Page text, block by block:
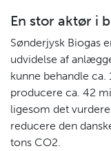
En stor aktør i
Sønderjysk Biogas
udvidelse af
kunne behandle
producere ca. 42
ligesom det
reducere den
tons CO2.